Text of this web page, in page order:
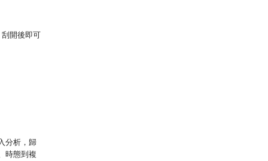
開後即可
分析，歸
時態到複